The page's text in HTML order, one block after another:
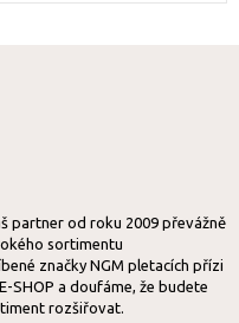
partner od roku 2009 převážně
sortimentu
značky NGM pletacích přízi
SHOP a doufáme, že budete
rozšiřovat.